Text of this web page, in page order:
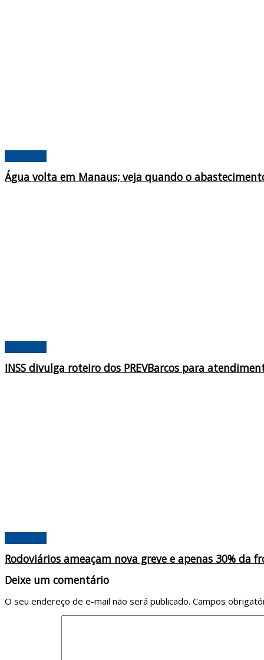
Água volta em Manaus; veja quando o
INSS divulga roteiro dos PREVBarcos para
Rodoviários ameaçam nova greve e apenas 30% da
Deixe um comentário
O seu endereço de e-mail não será publicado. Campos